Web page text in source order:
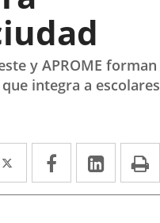
y APROME forman
integra a escolares
Twitter
Enlace
a
Facebook
Enlace
a
Enlace
a